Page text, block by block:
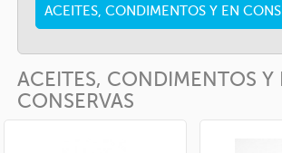
ACEITES, CONDIMENTOS Y
CONSERVAS